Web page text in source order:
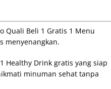
Quali Beli 1 Gratis 1 Menu
menyenangkan.
Healthy Drink gratis yang siap
minuman sehat tanpa